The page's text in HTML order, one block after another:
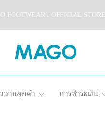
FOOTWEAR I OFFICIAL STORE
จากลูกค้า การชำระเงิน